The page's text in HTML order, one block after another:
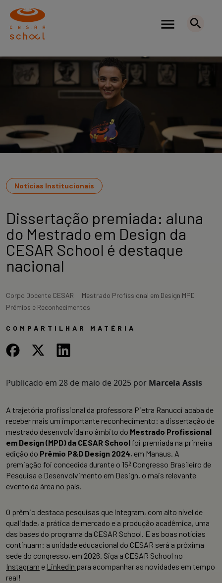
Notícias Institucionais
Dissertação premiada: aluna
do Mestrado em Design da
CESAR School é destaque
nacional
Corpo Docente CESAR
Mestrado Profissional em Design MPD
Prêmios e Reconhecimentos
COMPARTILHAR MATÉRIA
Publicado em 28 de maio de 2025 por Marcela Assis
A trajetória profissional da professora Pietra Ranucci acaba de
receber mais um importante reconhecimento: a dissertação de
mestrado desenvolvida no âmbito do Mestrado Profissional
em Design (MPD) da CESAR School foi premiada na primeira
edição do Prêmio P&D Design 2024, em Manaus. A
premiação foi concedida durante o 15º Congresso Brasileiro de
Pesquisa e Desenvolvimento em Design, o mais relevante
evento da área no país.
O prêmio destaca pesquisas que integram, com alto nível de
qualidade, a prática de mercado e a produção acadêmica, uma
das bases do programa da CESAR School. E as boas notícias
continuam: a unidade educacional do CESAR será a próxima
sede do congresso, em 2026. Siga a CESAR School no
Instagram e LinkedIn para acompanhar as novidades em tempo
real!